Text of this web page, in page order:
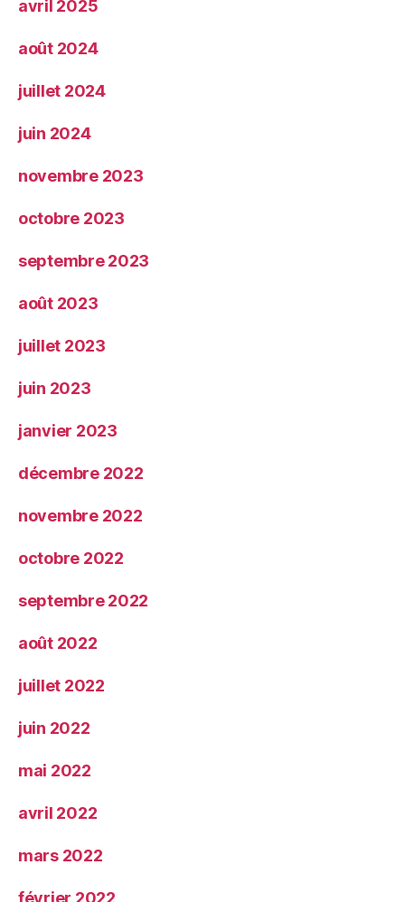
avril 2025
août 2024
juillet 2024
juin 2024
novembre 2023
octobre 2023
septembre 2023
août 2023
juillet 2023
juin 2023
janvier 2023
décembre 2022
novembre 2022
octobre 2022
septembre 2022
août 2022
juillet 2022
juin 2022
mai 2022
avril 2022
mars 2022